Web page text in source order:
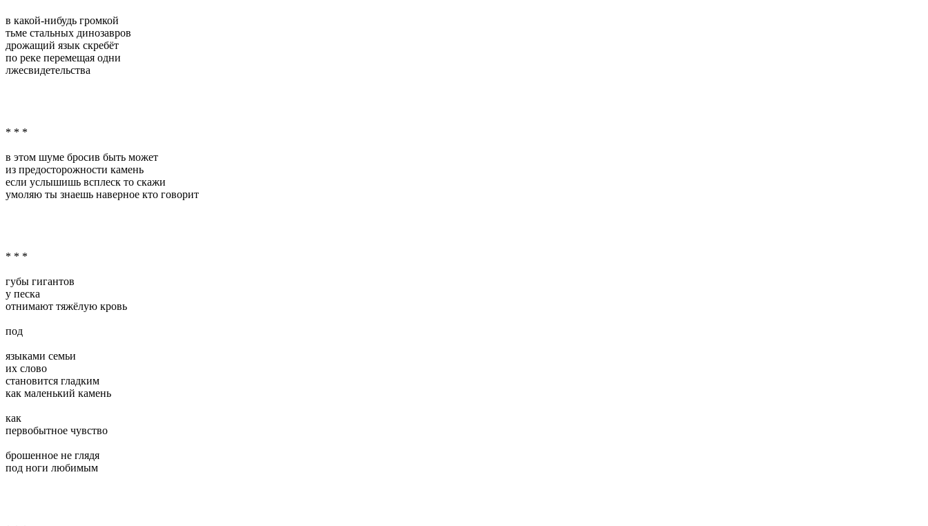
в какой-нибудь громкой
тьме стальных динозавров
дрожащий язык скребёт
по реке перемещая одни
лжесвидетельства
* * *
в этом шуме бросив быть может
из предосторожности камень
если услышишь всплеск то скажи
умоляю ты знаешь наверное кто говорит
* * *
губы гигантов
у песка
отнимают тяжёлую кровь
под
языками семьи
их слово
становится гладким
как маленький камень
как
первобытное чувство
брошенное не глядя
под ноги любимым